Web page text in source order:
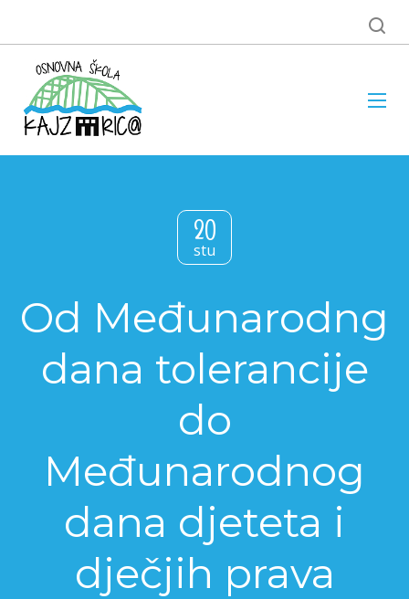
20
stu
Od Međunarodng
dana tolerancije
do
Međunarodnog
dana djeteta i
dječjih prava